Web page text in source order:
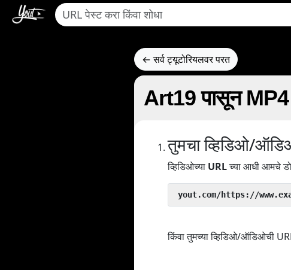
← सर्व ट्यूटोरियलवर परत
Art19 पासून MP4
तुमचा व्हिडिओ/
व्हिडिओच्या URLच्या आधी आमचे
yout.com/https://
किंवा तुमच्या व्हिडिओ/ऑडिओची